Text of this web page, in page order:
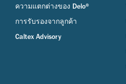
ความแตกต่างของ Delo®
การรับรองจากลูกค้า
Caltex Advisory